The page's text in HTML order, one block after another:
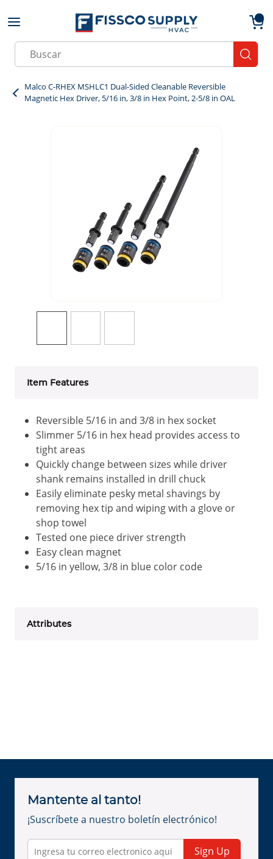
Skip to main content
Site Search
Malco C-RHEX MSHLC1 Dual-Sided Cleanable Reversible
Magnetic Hex Driver, 5/16 in, 3/8 in Hex Point, 2-5/8 in OAL
Item Features
Reversible 5/16 in and 3/8 in hex socket
Slimmer 5/16 in hex head provides access to
tight areas
Quickly change between sizes while driver
shank remains installed in drill chuck
Easily eliminate pesky metal shavings by
removing hex tip and wiping with a glove or
shop towel
Tested one piece driver strength
Easy clean magnet
5/16 in yellow, 3/8 in blue color code
Attributes
Mantente al tanto!
¡Suscríbete a nuestro boletín electrónico!
Sign Up